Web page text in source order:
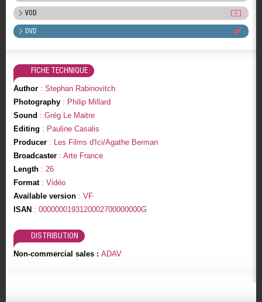
VOD
DVD
FICHE TECHNIQUE
Author: Stephan Rabinovitch
Photography: Philip Millard
Sound : Grég Le Maitre
Editing : Pauline Casalis
Producer: Les Films d'Ici/Agathe Berman
Broadcaster: Arte France
Length: 26
Format: Vidéo
Available version: VF
ISAN : 0000000193120002700000000G
DISTRIBUTION
Non-commercial sales : ADAV